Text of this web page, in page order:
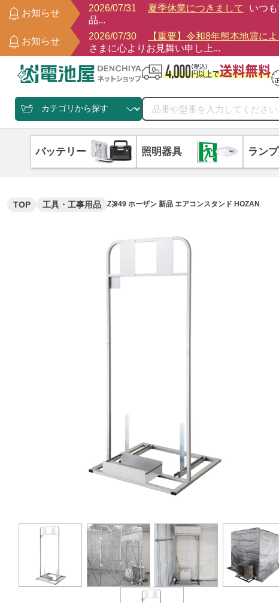
お知らせ
2026/07/31 夏季休業につきまして
いつ
品...
お知らせ
2026/07/30 【重要】令和8年熊本地震に
さまに心よりお見舞い申し上...
バッテリー 照明器具 ラン
TOP 工具・工事用品 Z-949 ホーザン 新品 エアコンスタンド HOZAN